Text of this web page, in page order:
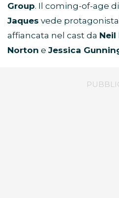
Group. Il coming-of-age
Jaques vede protagonista
affiancata nel cast da Neil
Norton e Jessica